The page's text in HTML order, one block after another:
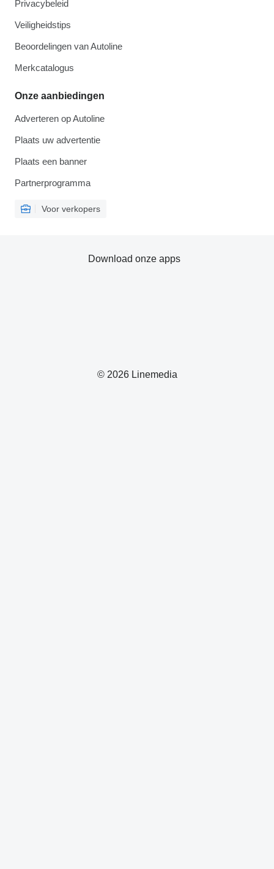
Privacybeleid
Veiligheidstips
Beoordelingen van Autoline
Merkcatalogus
Onze aanbiedingen
Adverteren op Autoline
Plaats uw advertentie
Plaats een banner
Partnerprogramma
Voor verkopers
© 2026 Linemedia
Download onze apps